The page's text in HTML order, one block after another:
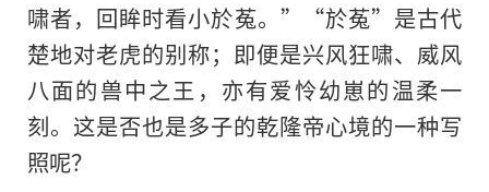
啸者，回眸时看小於菟。”“於菟”是古代
楚地对老虎的别称；即便是兴风狂啸、威风
八面的兽中之王，亦有爱怜幼崽的温柔一
刻。这是否也是多子的乾隆帝心境的一种写
照呢？